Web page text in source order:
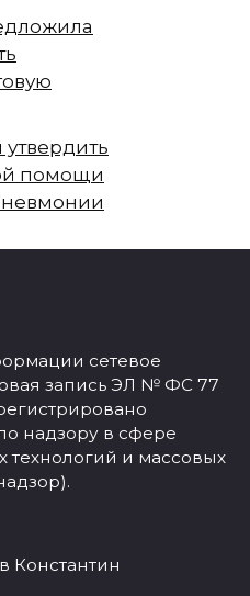
помощи
сетевое
запись ЭЛ № ФС 77
надзору в сфере
и массовых
Константин